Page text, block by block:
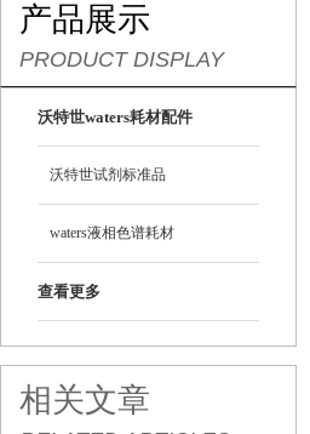
产品展示
PRODUCT DISPLAY
沃特世waters耗材配件
沃特世试剂标准品
waters液相色谱耗材
查看更多
相关文章